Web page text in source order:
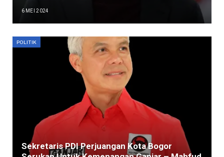
6 MEI 2024
POLITIK
Sekretaris PDI Perjuangan Kota Bogor